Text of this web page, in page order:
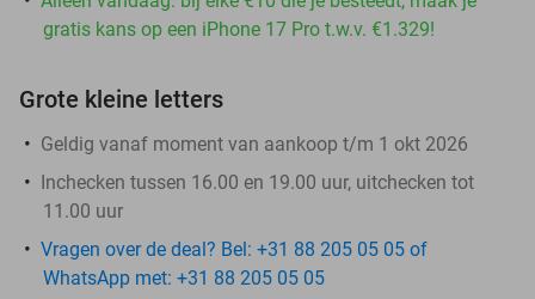
gratis kans op een iPhone 17 Pro t.w.v. €1.329!
Grote kleine letters
Geldig vanaf moment van aankoop t/m 1 okt 2026
Inchecken tussen 16.00 en 19.00 uur, uitchecken tot
11.00 uur
Vragen over de deal? Bel: +31 88 205 05 05 of
WhatsApp met: +31 88 205 05 05